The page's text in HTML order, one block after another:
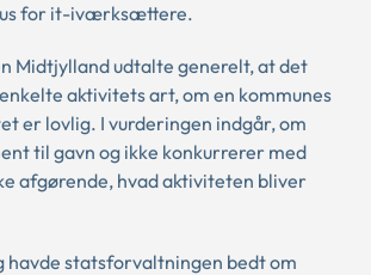
for it-iværksættere.
Midtjylland udtalte generelt, at det
aktivitets art, om en kommunes
er lovlig. I vurderingen indgår, om
til gavn og ikke konkurrerer med
afgørende, hvad aktiviteten bliver
havde statsforvaltningen bedt om